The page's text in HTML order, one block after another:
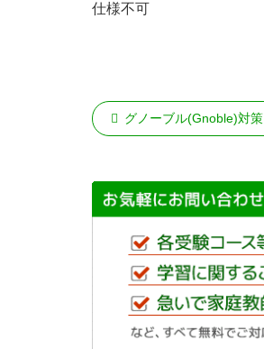
仕様不可
グノーブル(Gnoble)対策